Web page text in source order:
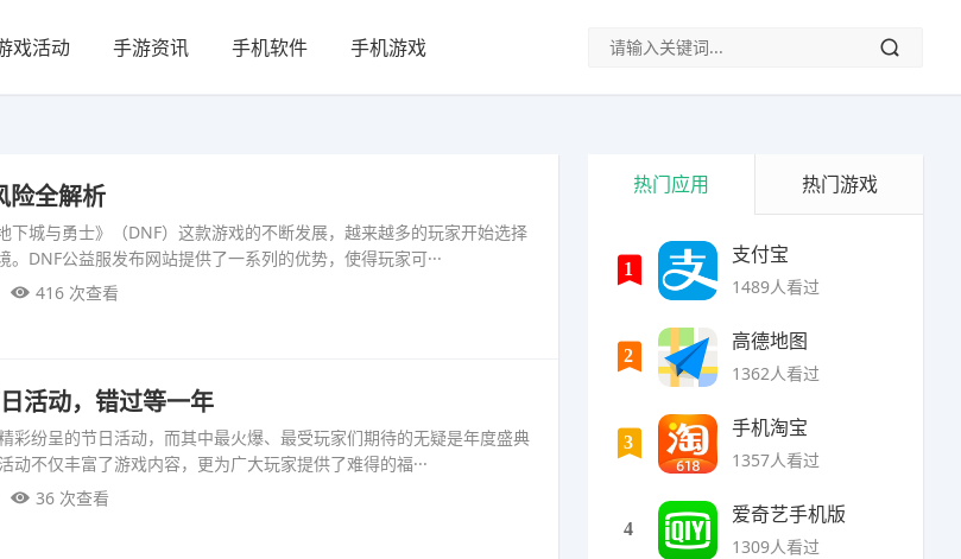
戏活动 手游资讯 手机软件 手机游戏
险全解析
下城与勇士》（DNF）这款游戏的不断发展，越来越多的玩家开始选择
DNF公益服发布网站提供了一系列的优势，使得玩家可···
416 次查看
活动，错过等一年
彩纷呈的节日活动，而其中最火爆、最受玩家们期待的无疑是年度盛典
不仅丰富了游戏内容，更为广大玩家提供了难得的福···
36 次查看
热门应用 热门游戏
1
支付宝
1489人看过
2
高德地图
1362人看过
3
手机淘宝
1357人看过
4
爱奇艺手机版
1309人看过